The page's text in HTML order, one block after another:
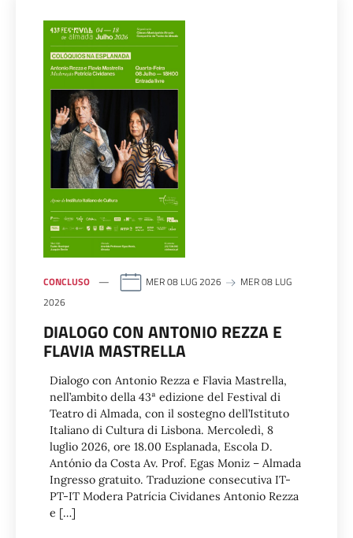
CONCLUSO MER 08 LUG 2026
MER 08 LUG
2026
DIALOGO CON ANTONIO REZZA E
FLAVIA MASTRELLA
Dialogo con Antonio Rezza e Flavia Mastrella,
nell’ambito della 43ª edizione del Festival di
Teatro di Almada, con il sostegno dell’Istituto
Italiano di Cultura di Lisbona. Mercoledì, 8
luglio 2026, ore 18.00 Esplanada, Escola D.
António da Costa Av. Prof. Egas Moniz – Almada
Ingresso gratuito. Traduzione consecutiva IT-
PT-IT Modera Patrícia Cividanes Antonio Rezza
e […]